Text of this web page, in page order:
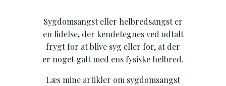
Sygdomsangst eller helbredsangst er
en lidelse, der kendetegnes ved udtalt
frygt for at blive syg eller for, at der
er noget galt med ens fysiske helbred.
Læs mine artikler om sygdomsangst